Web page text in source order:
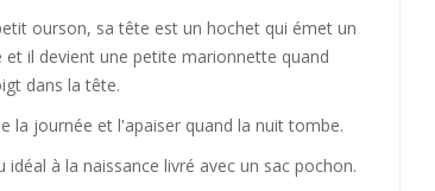
ourson, sa tête est un hochet qui émet un
il devient une petite marionnette quand
dans la tête.
la journée et l'apaiser quand la nuit tombe.
à la naissance livré avec un sac pochon.